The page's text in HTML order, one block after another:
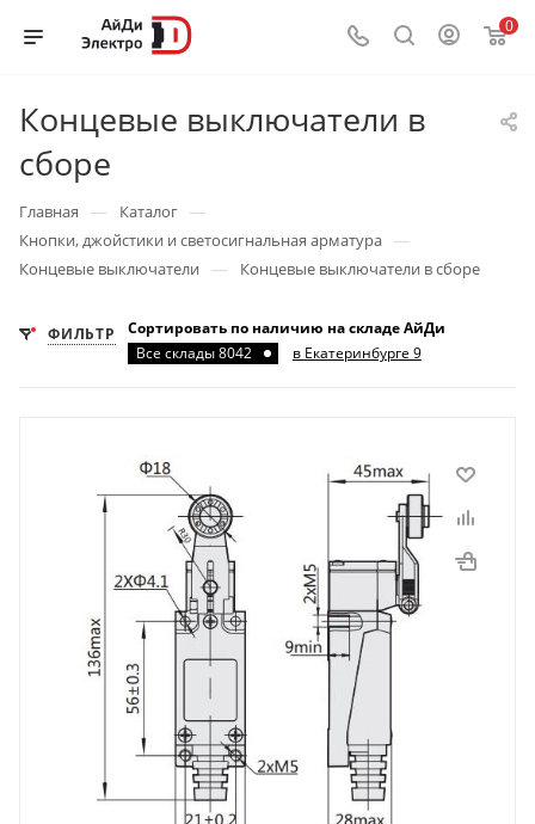
0
Концевые выключатели в
сборе
Главная — Каталог —
Кнопки, джойстики и светосигнальная арматура —
Концевые выключатели — Концевые выключатели в сборе
ФИЛЬТР
Сортировать по наличию на складе АйДи
Все склады 8042
в Екатеринбурге 9